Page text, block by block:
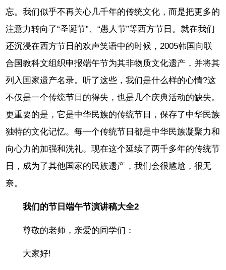
忘。我们似乎不再关心几千年的传统文化，而是把更多的
注意力转向了“圣诞节”、“愚人节”等西方节日。就在我们
还沉浸在西方节日的欢声笑语中的时候，2005韩国向联
合国教科文组织申报端午节为其非物质文化遗产，并将其
列入国家遗产名录。听了这些，我们是什么样的心情?这
不仅是一个传统节日的得失，也是几个庆典活动的缺失。
更重要的是，它是中华民族的传统节日，保存了中华民族
独特的文化记忆。每一个传统节日都是中华民族凝聚力和
向心力的加强和洗礼。现在这个延续了两千多年的传统节
日，成为了其他国家的民族遗产，我们会很尴尬，很无
奈。
我们的节日端午节演讲稿大全2
尊敬的老师，亲爱的同学们：
大家好!